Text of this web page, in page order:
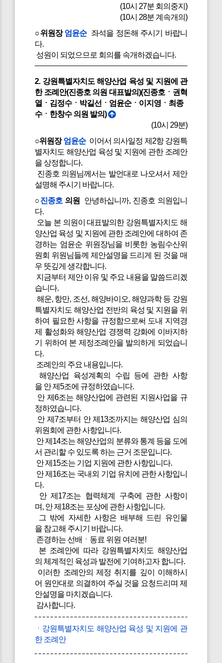
(10시 27분 회의중지)
(10시 28분 계속개의)
○위원장엄윤순좌석을 정돈해 주시기 바랍니
다.
성원이 되었으므로 회의를 속개하겠습니다.
2. 강원특별자치도 해양산업 육성 및 지원에 관
한 조례안(진종호 의원 대표발의)(진종호ㆍ권혁
열ㆍ김정수ㆍ박길선ㆍ엄윤순ㆍ이지영ㆍ최종
수ㆍ한창수 의원 발의)
(10시 29분)
○위원장엄윤순이어서 의사일정 제2항 강원특
별자치도 해양산업 육성 및 지원에 관한 조례안
을 상정합니다.
진종호 의원님께서는 발언대로 나오셔서 제안
설명해 주시기 바랍니다.
○진종호의원 안녕하십니까, 진종호 의원입니
다.
오늘 본 의원이 대표발의한 강원특별자치도 해
양산업 육성 및 지원에 관한 조례안에 대하여 존
경하는 엄윤순 위원장님을 비롯한 농림수산위
원회 위원님들께 제안설명을 드리게 된 것을 매
우 뜻깊게 생각합니다.
지금부터 제안 이유 및 주요 내용을 말씀드리겠
습니다.
해운, 항만, 조선, 해양바이오, 해양과학 등 강원
특별자치도 해양산업 전반의 육성 및 지원을 위
하여 필요한 사항을 규정함으로써 도내 지역경
제 활성화와 해양산업 경쟁력 강화에 이바지하
기 위하여 본 제정조례안을 발의하게 되었습니
다.
조례안의 주요 내용입니다.
해양산업 육성계획의 수립 등에 관한 사항
을 안 제5조에 규정하였습니다.
안 제6조는 해양산업에 관련된 지원사업을 규
정하였습니다.
안 제7조부터 안 제13조까지는 해양산업 심의
위원회에 관한 사항입니다.
안 제14조는 해양산업의 분류와 통계 등을 도에
서 관리할 수 있도록 하는 근거 조문입니다.
안 제15조는 기업 지원에 관한 사항입니다.
안 제16조는 국내외 기업 유치에 관한 사항입니
다.
안 제17조는 협력체계 구축에 관한 사항이
며, 안 제18조는 포상에 관한 사항입니다.
그 밖에 자세한 사항은 배부해 드린 유인물
을 참고해 주시기 바랍니다.
존경하는 선배ㆍ동료 위원 여러분!
본 조례안에 따라 강원특별자치도 해양산업
의 체계적인 육성과 발전에 기여하고자 합니다.
이러한 조례안의 제정 취지를 깊이 이해하시
어 원안대로 의결하여 주실 것을 요청드리며 제
안설명을 마치겠습니다.
감사합니다.
ㆍ강원특별자치도 해양산업 육성 및 지원에 관
한 조례안